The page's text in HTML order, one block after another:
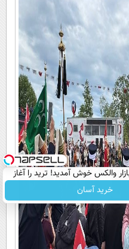
والکس خوش آمدید! ترید را آغاز
کنید!
خرید آسان